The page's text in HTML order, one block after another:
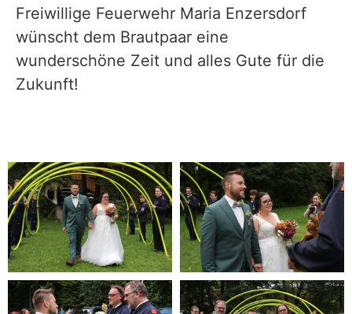
Freiwillige Feuerwehr Maria Enzersdorf
wünscht dem Brautpaar eine
wunderschöne Zeit und alles Gute für die
Zukunft!